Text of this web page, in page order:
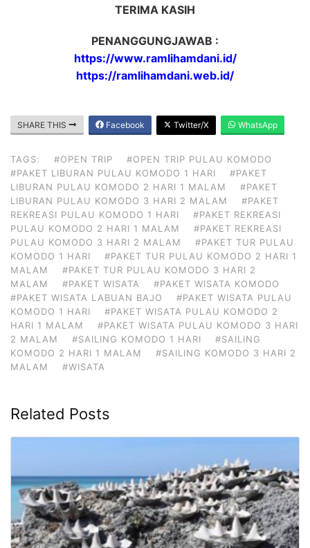
TERIMA KASIH
PENANGGUNGJAWAB :
https://www.ramlihamdani.id/
https://ramlihamdani.web.id/
SHARE THIS Facebook Twitter/X WhatsApp
TAGS: #OPEN TRIP
#OPEN TRIP PULAU KOMODO
#PAKET LIBURAN PULAU KOMODO 1 HARI
#PAKET
LIBURAN PULAU KOMODO 2 HARI 1 MALAM
#PAKET
LIBURAN PULAU KOMODO 3 HARI 2 MALAM
#PAKET
REKREASI PULAU KOMODO 1 HARI
#PAKET REKREASI
PULAU KOMODO 2 HARI 1 MALAM
#PAKET REKREASI
PULAU KOMODO 3 HARI 2 MALAM
#PAKET TUR PULAU
KOMODO 1 HARI
#PAKET TUR PULAU KOMODO 2 HARI 1
MALAM
#PAKET TUR PULAU KOMODO 3 HARI 2
MALAM
#PAKET WISATA
#PAKET WISATA KOMODO
#PAKET WISATA LABUAN BAJO
#PAKET WISATA PULAU
KOMODO 1 HARI
#PAKET WISATA PULAU KOMODO 2
HARI 1 MALAM
#PAKET WISATA PULAU KOMODO 3 HARI
2 MALAM
#SAILING KOMODO 1 HARI
#SAILING
KOMODO 2 HARI 1 MALAM
#SAILING KOMODO 3 HARI 2
MALAM
#WISATA
Related Posts